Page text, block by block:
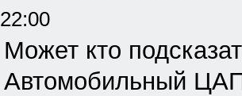
22:00
Может кто
Автомобильный